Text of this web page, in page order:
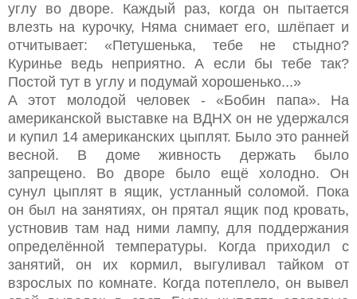
углу во дворе. Каждый раз, когда он пытается
влезть на курочку, Няма снимает его, шлёпает и
отчитывает: «Петушенька, тебе не стыдно?
Куринье ведь неприятно. А если бы тебе так?
Постой тут в углу и подумай хорошенько...»
А этот молодой человек - «Бобин папа». На
американской выставке на ВДНХ он не удержался
и купил 14 американских цыплят. Было это ранней
весной. В доме живность держать было
запрещено. Во дворе было ещё холодно. Он
сунул цыплят в ящик, устланный соломой. Пока
он был на занятиях, он прятал ящик под кровать,
устновив там над ними лампу, для поддержания
определённой температуры. Когда приходил с
занятий, он их кормил, выгуливал тайком от
взрослых по комнате. Когда потеплело, он вывел